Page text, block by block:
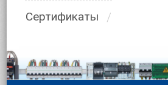
Сертификаты